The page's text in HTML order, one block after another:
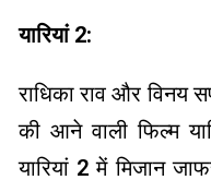
यारियां 2:
राधिका राव और विनय
की आने वाली फिल्म
यारियां 2 में मिजान